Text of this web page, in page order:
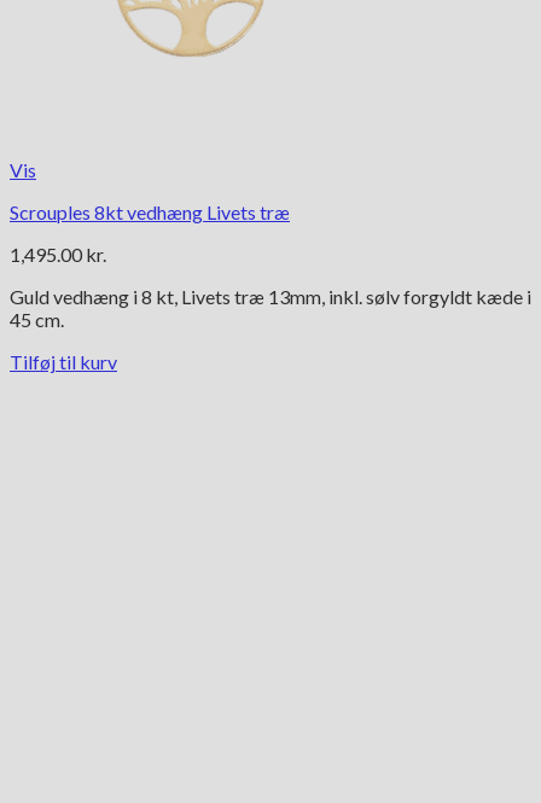
Vis
Scrouples 8kt vedhæng Livets træ
1,495.00 kr.
Guld vedhæng i 8 kt, Livets træ 13mm, inkl. sølv forgyldt kæde i
45 cm.
Tilføj til kurv